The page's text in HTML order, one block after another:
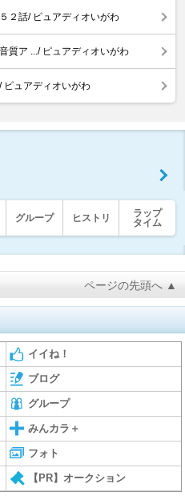
２話/ ピュアディオいがわ
質ア .../ ピュアディオいがわ
ピュアディオいがわ
グループ ヒストリ
ラップ
タイム
ページの先頭へ ▲
イイね！
ブログ
グループ
みんカラ＋
フォト
【PR】オークション